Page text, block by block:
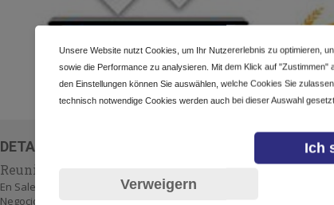
DETALLES DEL EVENTO
Reunión virtual de negocios, entrevistas y ofertas
En Sales Institute estamos comprometidos con el éxito de
Negocios los días martes de 7:30 a 8:30 PM (CDMX) y una Red
Unsere Website nutzt Cookies, um Ihr Nutzererlebnis zu optimieren,
sowie die Performance zu analysieren. Mit dem Klick auf
den Einstellungen können Sie auswählen, welche Cookies Sie
technisch notwendige Cookies werden auch bei dieser Auswahl gesetzt.
Ich
Verweigern